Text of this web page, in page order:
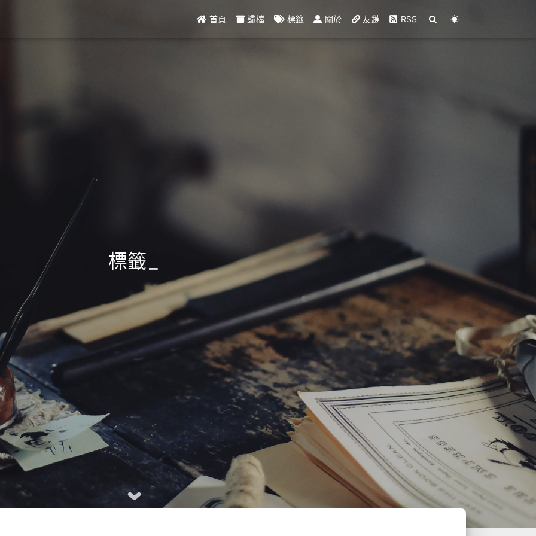
首頁 歸檔 標籤 關於 友鏈 RSS
標籤